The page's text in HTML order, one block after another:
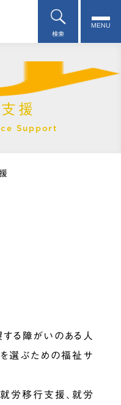
検索
MENU
援
Support
る障がいのある人
選ぶための福祉サ
労移行支援、就労